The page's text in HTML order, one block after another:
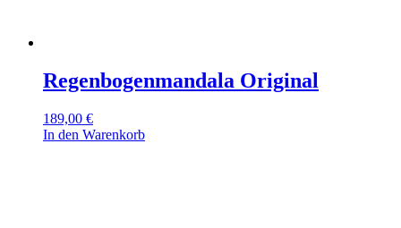
Regenbogenmandala Original
189,00 €
In den Warenkorb